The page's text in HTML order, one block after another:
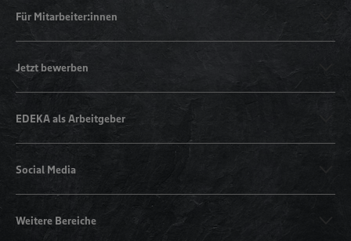
Für Mitarbeiter:innen
Jetzt bewerben
EDEKA als Arbeitgeber
Social Media
Weitere Bereiche